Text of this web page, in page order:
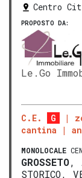
Centro
PROPOSTO DA:
Le.Go
C.E. G
cantina
MONOLOCALE
GROSSETO,
STORICO,